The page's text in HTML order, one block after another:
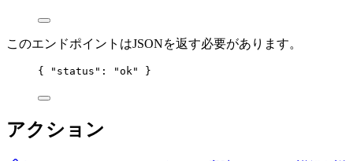
このエンドポイントはJSONを返す必要があります。
{ "status" : "ok" }
アクション